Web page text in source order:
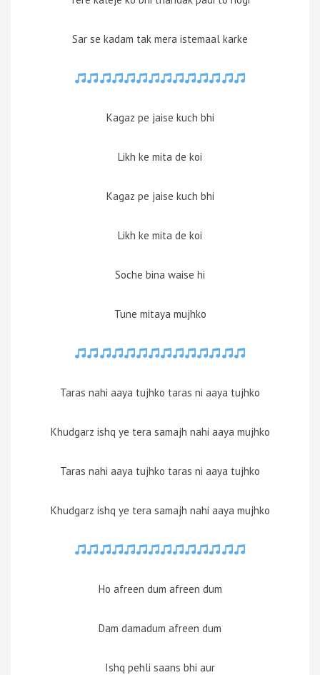
Sar se kadam tak mera istemaal karke
Kagaz pe jaise kuch bhi
Likh ke mita de koi
Kagaz pe jaise kuch bhi
Likh ke mita de koi
Soche bina waise hi
Tune mitaya mujhko
Taras nahi aaya tujhko taras ni aaya tujhko
Khudgarz ishq ye tera samajh nahi aaya mujhko
Taras nahi aaya tujhko taras ni aaya tujhko
Khudgarz ishq ye tera samajh nahi aaya mujhko
Ho afreen dum afreen dum
Dam damadum afreen dum
Ishq pehli saans bhi aur